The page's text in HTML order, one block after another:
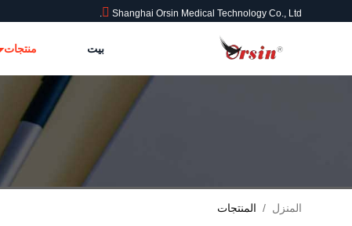
Shanghai Orsin Medical Technology Co., Ltd.
بيت منتجات
المنزل / المنتجات